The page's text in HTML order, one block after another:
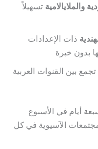
والملايالامية تسهيلاً
ذات الإعدادات
بدون خبرة
تجمع بين القنوات العربية
أيام في الأسبوع
الآسيوية في كل